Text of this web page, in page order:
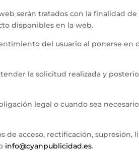
serán tratados con la finalidad
disponibles en la web.
del usuario al ponerse
la solicitud realizada y
legal o cuando sea
de acceso, rectificación,
info@cyanpublicidad.es.